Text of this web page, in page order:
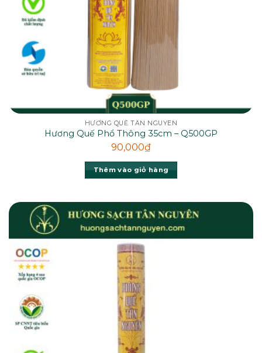
HƯƠNG QUẾ TÂN NGUYÊN
Hương Quế Phổ Thông 35cm – Q500GP
90,000₫
Thêm vào giỏ hàng